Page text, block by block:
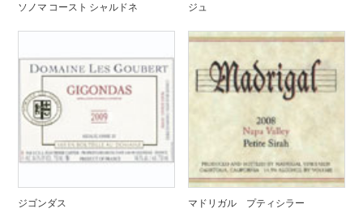
ソノマ コースト シャルドネ
ジュ
ジゴンダス マドリガル プティシラー